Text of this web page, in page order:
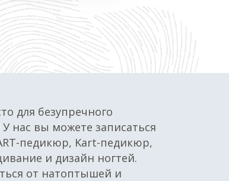
для безупречного
нас вы можете записаться
педикюр, Kart-педикюр,
и дизайн ногтей.
от натоптышей и